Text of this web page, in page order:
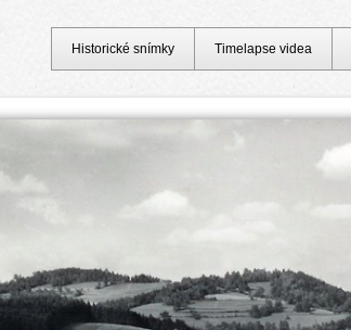
Historické snímky Timelapse videa